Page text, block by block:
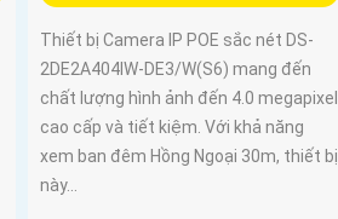
Thiết bị Camera IP POE sắc nét DS-
2DE2A404IW-DE3/W(S6) mang đến
chất lượng hình ảnh đến 4.0 megapixel
cao cấp và tiết kiệm. Với khả năng
xem ban đêm Hồng Ngoại 30m, thiết bị
này...